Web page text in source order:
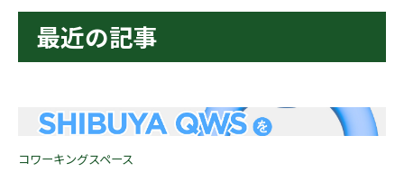
最近の記事
コワーキングスペース